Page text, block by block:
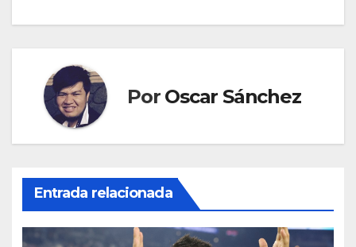
entradas
Por Oscar Sánchez
Entrada relacionada